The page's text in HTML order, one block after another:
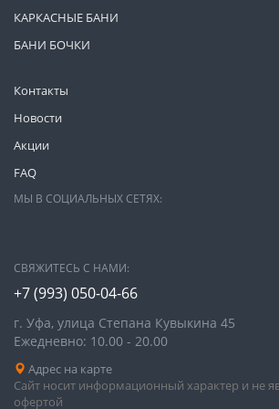
Контакты
Новости
Акции
FAQ
КАРКАСНЫЕ БАНИ
БАНИ БОЧКИ
МЫ В СОЦИАЛЬНЫХ СЕТЯХ:
СВЯЖИТЕСЬ С НАМИ:
+7 (993) 050-04-66
г. Уфа, улица Степана Кувыкина 45
Ежедневно: 10.00 - 20.00
Адрес на карте
Сайт носит информационный характер и не
офертой